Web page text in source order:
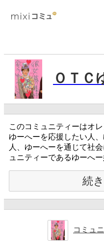
ＯＴＣ
このコミュニティーはオ
ゆーへーを応援したい人
人、ゆーへーを通じて社
ュニティーであるゆーへ
続
コミュ